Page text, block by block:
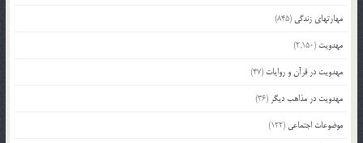
مهارتهای زندگی (845)
مهدویت (2,150)
مهدویت در قرآن و روایات (47)
مهدویت در مذاهب دیگر (36)
موضوعات اجتماعی (122)